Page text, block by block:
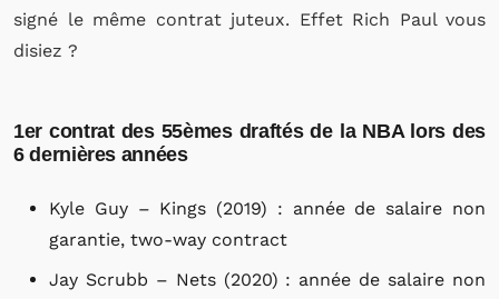
signé le même contrat juteux. Effet Rich Paul vous
disiez ?
1er contrat des 55èmes draftés de la NBA lors des
6 dernières années
Kyle Guy – Kings (2019) : année de salaire non
garantie, two-way contract
Jay Scrubb – Nets (2020) : année de salaire non